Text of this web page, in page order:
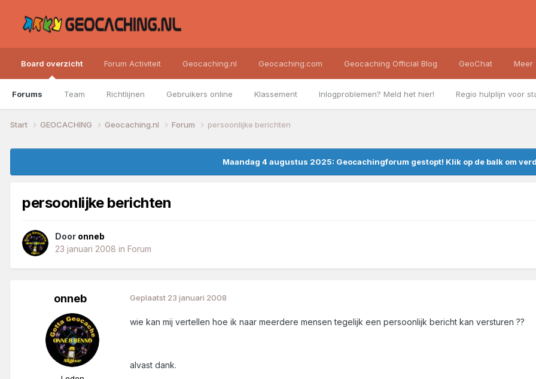
Board overzicht
Forums Team Richtlijnen Gebruikers online Klassement Inlogproblemen? Meld het hier! Regio hulplijn voor
Forum Activiteit Geocaching.nl Geocaching.com Geocaching Official Blog GeoChat Meer
Start GEOCACHING Geocaching.nl Forum persoonlijke berichten
Maandag 4 augustus 2025: Geocachingforum gestopt! Klik op de balk om
persoonlijke berichten
Door onneb
23 januari 2008 in Forum
onneb Geplaatst 23 januari 2008
wie kan mij vertellen hoe ik naar meerdere mensen tegelijk een persoonlijk bericht kan versturen ??
alvast dank.